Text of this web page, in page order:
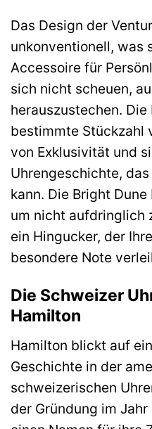
Das Design der
unkonventionell, was
Accessoire für
sich nicht scheuen,
herauszustechen.
bestimmte Stückzahl
von Exklusivität und
Uhrengeschichte,
kann. Die Bright
um nicht aufdringlich
ein Hingucker, der
besondere Note
Die Schweizer
Hamilton
Hamilton blickt auf
Geschichte in der
schweizerischen
der Gründung im